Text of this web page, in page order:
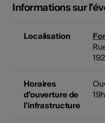
Informations sur
Localisation
Horaires
d'ouverture de
l'infrastructure